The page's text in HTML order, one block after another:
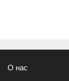
О нас